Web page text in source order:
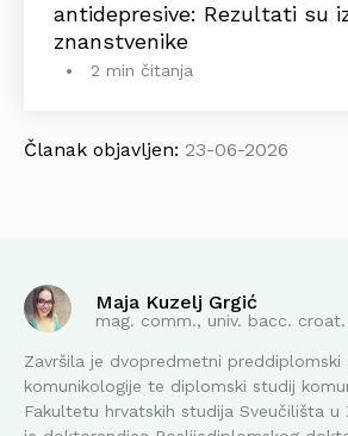
antidepresive: Rezultati su
znanstvenike
2 min čitanja
Članak objavljen: 23-06-2026
Maja Kuzelj Grgić
mag. comm., univ. bacc. croat.
Završila je dvopredmetni
komunikologije te diplomski studij
Fakultetu hrvatskih studija Sveučilišta u